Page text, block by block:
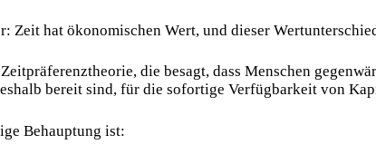
Zeit hat ökonomischen Wert, und dieser
die besagt, dass Menschen
bereit sind, für die sofortige Verfügbarkeit von
Behauptung ist: